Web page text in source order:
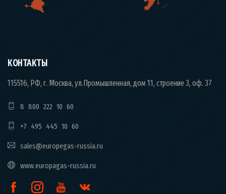
КОНТАКТЫ
115516, РФ, г. Москва, ул.Промышленная, дом 11, строение 3, оф. 37
8 800 222 10 60
+7 495 445 10 60
sales@europegas-russia.ru
www.europagas-russia.ru